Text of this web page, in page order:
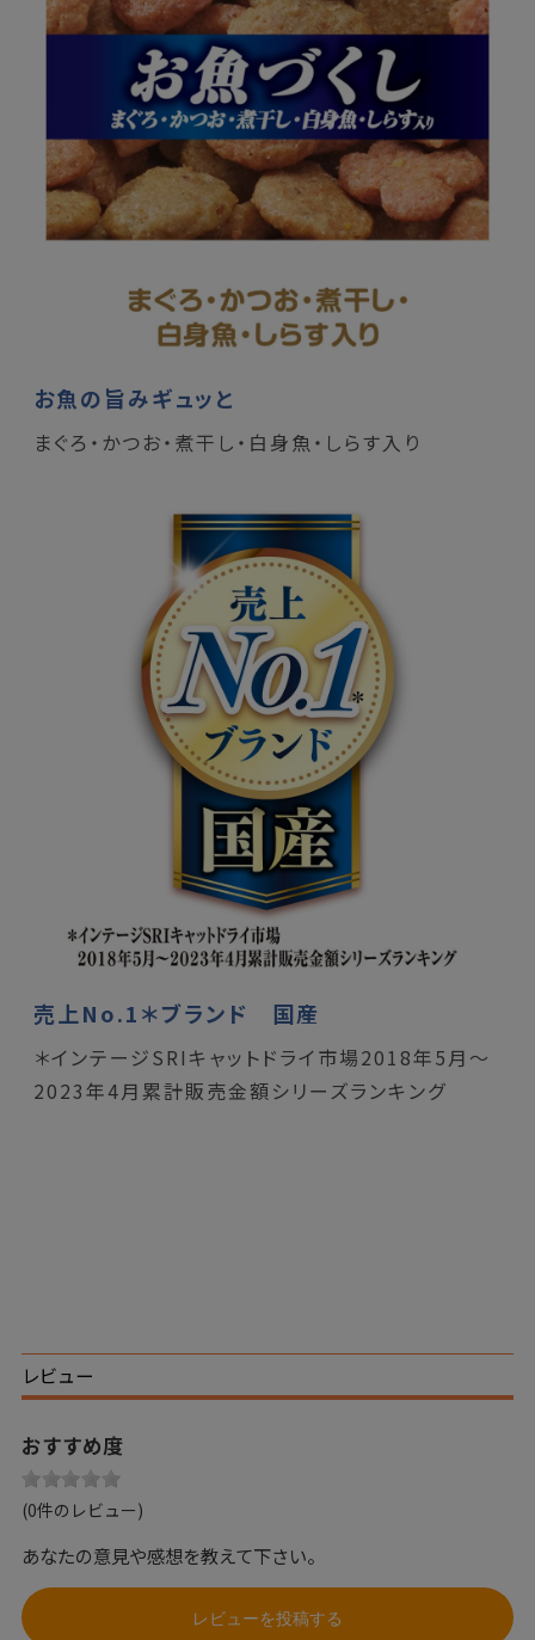
お魚の旨みギュッと
まぐろ・かつお・煮干し・白身魚・しらす入り
売上No.1＊ブランド 国産
＊インテージSRIキャットドライ市場2018年5月～
2023年4月累計販売金額シリーズランキング
レビュー
おすすめ度
(0件のレビュー)
あなたの意見や感想を教えて下さい。
レビューを投稿する